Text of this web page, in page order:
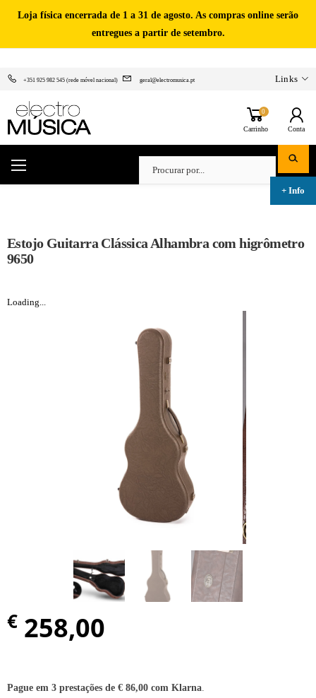
Loja física encerrada de 1 a 31 de agosto. As compras online serão
entregues a partir de setembro.
+351 925 982 545 (rede móvel nacional) geral@electromusica.pt Links
0
Carrinho Conta
Estojo Guitarra Clássica Alhambra com higrômetro
9650
Loading...
€ 258,00
Pague em 3 prestações de € 86,00 com Klarna.